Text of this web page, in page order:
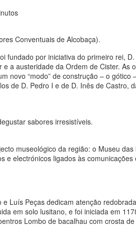
Conventuais de Alcobaça).
por iniciativa do primeiro rei,
a austeridade da Ordem de Cister.
“modo” de construção – o
de D. Pedro I e de D. Inês de Castro,
sabores irresistíveis.
museológico da região: o Museu
electrónicos ligados às
Peças dedicam atenção
em solo lusitano, e foi iniciada em
Lombo de bacalhau com crosta